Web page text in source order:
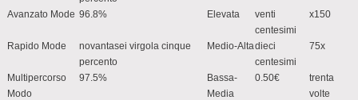
Avanzato Mode 96.8% Elevata
venti
centesimi
x150
Rapido Mode
novantasei virgola cinque
percento
Medio-Altadieci
centesimi
75x
Multipercorso
Modo
97.5%
Bassa-
Media
0.50€
trenta
volte